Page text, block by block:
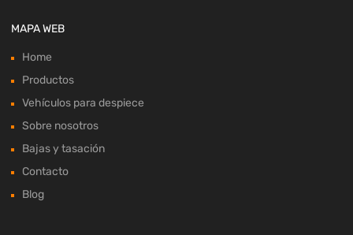
MAPA WEB
Home
Productos
Vehículos para despiece
Sobre nosotros
Bajas y tasación
Contacto
Blog